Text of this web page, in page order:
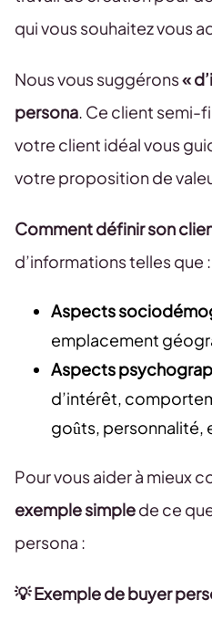
qui vous souhaitez vous
Nous vous suggérons«
persona. Ce client semi-
votre client idéal vous
votre proposition de
Comment définir son
d’informations telles que :
Aspects
emplacement
Aspects
d’intérêt,
goûts, personnalité,
Pour vous aider à mieux
exemple simplede ce
persona :
💡 Exemple de buyer